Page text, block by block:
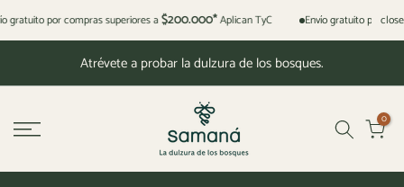
Saltar
al
gratuito por compras superiores a$200.000*Aplican TyC Envío gratuito porclose
Atrévete a probar la dulzura de los bosques.
0